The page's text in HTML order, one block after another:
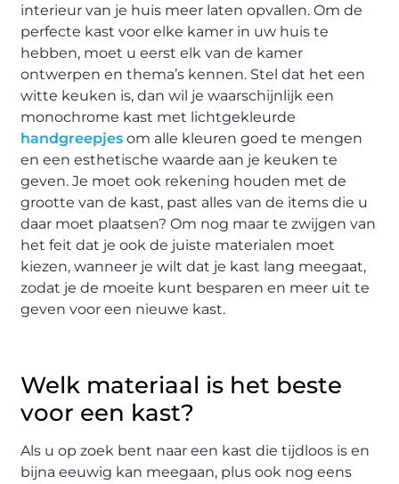
interieur van je huis meer laten opvallen. Om de
perfecte kast voor elke kamer in uw huis te
hebben, moet u eerst elk van de kamer
ontwerpen en thema’s kennen. Stel dat het een
witte keuken is, dan wil je waarschijnlijk een
monochrome kast met lichtgekleurde
handgreepjes om alle kleuren goed te mengen
en een esthetische waarde aan je keuken te
geven. Je moet ook rekening houden met de
grootte van de kast, past alles van de items die u
daar moet plaatsen? Om nog maar te zwijgen van
het feit dat je ook de juiste materialen moet
kiezen, wanneer je wilt dat je kast lang meegaat,
zodat je de moeite kunt besparen en meer uit te
geven voor een nieuwe kast.
Welk materiaal is het beste
voor een kast?
Als u op zoek bent naar een kast die tijdloos is en
bijna eeuwig kan meegaan, plus ook nog eens